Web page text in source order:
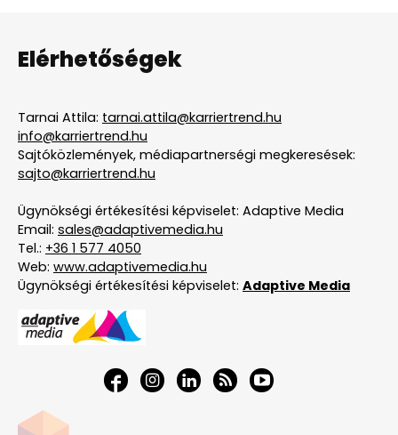
Elérhetőségek
Tarnai Attila: tarnai.attila@karriertrend.hu
info@karriertrend.hu
Sajtóközlemények, médiapartnerségi megkeresések:
sajto@karriertrend.hu
Ügynökségi értékesítési képviselet: Adaptive Media
Email: sales@adaptivemedia.hu
Tel.: +36 1 577 4050
Web: www.adaptivemedia.hu
Ügynökségi értékesítési képviselet: Adaptive Media